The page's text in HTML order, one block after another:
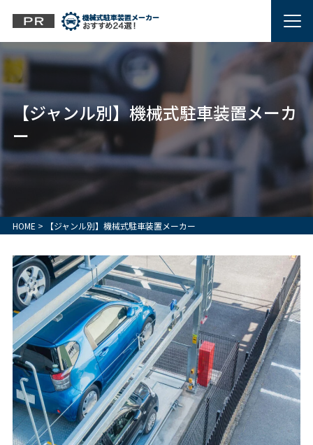
【ジャンル別】機械式駐車装置メーカ
ー
HOME > 【ジャンル別】機械式駐車装置メーカー